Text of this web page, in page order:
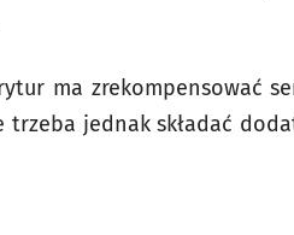
ma zrekompensować
trzeba jednak składać